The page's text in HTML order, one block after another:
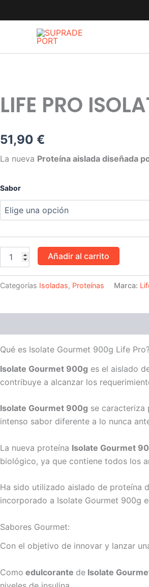
al
contenido
LIFE PRO
51,90 €
La nueva Proteína aislada diseñada
Sabor
-
900g
Añadir al carrito
Categorías Isoladas, Proteínas Marca:
Qué es Isolate Gourmet 900g Life
Isolate Gourmet 900g es el aislado
contribuye a alcanzar los
Isolate Gourmet 900g se caracteriza
intenso sabor diferente a lo nunca
La nueva proteína Isolate Gourmet
biológico, ya que contiene todos los
Ha sido utilizado aislado de proteína
incorporado a Isolate Gourmet 900g
Sabores Gourmet:
Con el objetivo de innovar y lanzar
Como edulcorante de Isolate